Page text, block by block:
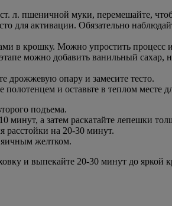
л. пшеничной муки, перемешайте,
для активации. Обязательно
в крошку. Можно упростить процесс
можно добавить ванильный сахар,
дрожжевую опару и замесите тесто.
и оставьте в теплом месте
подъема.
минут, а затем раскатайте лепешки
расстойки на 20-30 минут.
желтком.
и выпекайте 20-30 минут до яркой